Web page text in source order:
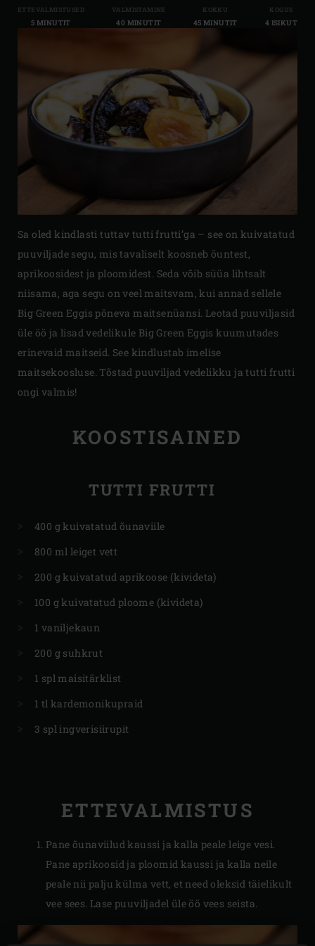
ETTEVALMISTUSED
5 MINUTIT
VALMISTAMINE
40 MINUTIT
KOKKU
45 MINUTIT
KOGUS
4 ISIKUT
Sa oled kindlasti tuttav tutti frutti’ga – see on kuivatatud
puuviljade segu, mis tavaliselt koosneb õuntest,
aprikoosidest ja ploomidest. Seda võib süüa lihtsalt
niisama, aga segu on veel maitsvam, kui annad sellele
Big Green Eggis põneva maitsenüansi. Leotad puuviljasid
üle öö ja lisad vedelikule Big Green Eggis kuumutades
erinevaid maitseid. See kindlustab imelise
maitsekoosluse. Tõstad puuviljad vedelikku ja tutti frutti
ongi valmis!
KOOSTISAINED
TUTTI FRUTTI
400 g kuivatatud õunaviile
800 ml leiget vett
200 g kuivatatud aprikoose (kivideta)
100 g kuivatatud ploome (kivideta)
1 vaniljekaun
200 g suhkrut
1 spl maisitärklist
1 tl kardemonikupraid
3 spl ingverisiirupit
ETTEVALMISTUS
Pane õunaviilud kaussi ja kalla peale leige vesi.
Pane aprikoosid ja ploomid kaussi ja kalla neile
peale nii palju külma vett, et need oleksid täielikult
vee sees. Lase puuviljadel üle öö vees seista.